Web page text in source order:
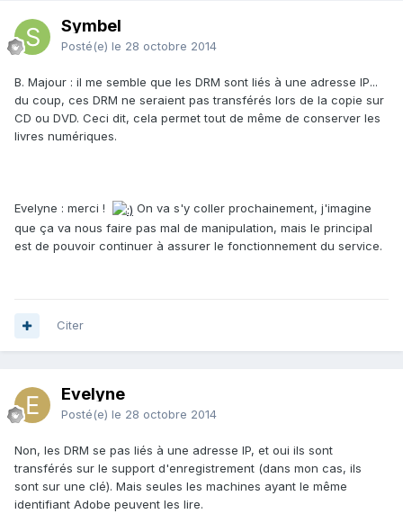
Symbel
Posté(e) le 28 octobre 2014
B. Majour : il me semble que les DRM sont liés à une adresse IP...
du coup, ces DRM ne seraient pas transférés lors de la copie sur
CD ou DVD. Ceci dit, cela permet tout de même de conserver les
livres numériques.
Evelyne : merci !
On va s'y coller prochainement, j'imagine
que ça va nous faire pas mal de manipulation, mais le principal
est de pouvoir continuer à assurer le fonctionnement du service.
Citer
Evelyne
Posté(e) le 28 octobre 2014
Non, les DRM se pas liés à une adresse IP, et oui ils sont
transférés sur le support d'enregistrement (dans mon cas, ils
sont sur une clé). Mais seules les machines ayant le même
identifiant Adobe peuvent les lire.